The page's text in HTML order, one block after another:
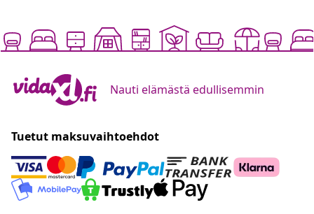
Nauti elämästä edullisemmin
Tuetut maksuvaihtoehdot